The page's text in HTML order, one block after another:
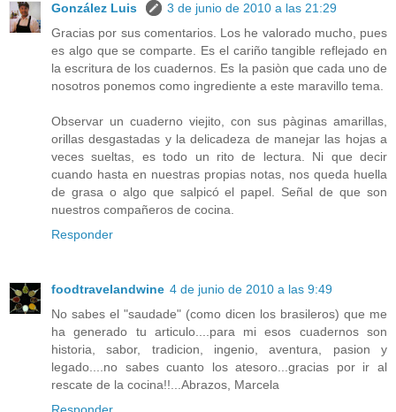
González Luis
3 de junio de 2010 a las 21:29
Gracias por sus comentarios. Los he valorado mucho, pues
es algo que se comparte. Es el cariño tangible reflejado en
la escritura de los cuadernos. Es la pasiòn que cada uno de
nosotros ponemos como ingrediente a este maravillo tema.
Observar un cuaderno viejito, con sus pàginas amarillas,
orillas desgastadas y la delicadeza de manejar las hojas a
veces sueltas, es todo un rito de lectura. Ni que decir
cuando hasta en nuestras propias notas, nos queda huella
de grasa o algo que salpicó el papel. Señal de que son
nuestros compañeros de cocina.
Responder
foodtravelandwine 4 de junio de 2010 a las 9:49
No sabes el "saudade" (como dicen los brasileros) que me
ha generado tu articulo....para mi esos cuadernos son
historia, sabor, tradicion, ingenio, aventura, pasion y
legado....no sabes cuanto los atesoro...gracias por ir al
rescate de la cocina!!...Abrazos, Marcela
Responder